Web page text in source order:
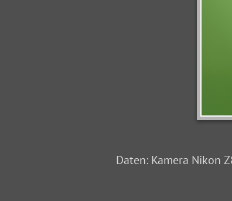
Daten: Kamera Nikon